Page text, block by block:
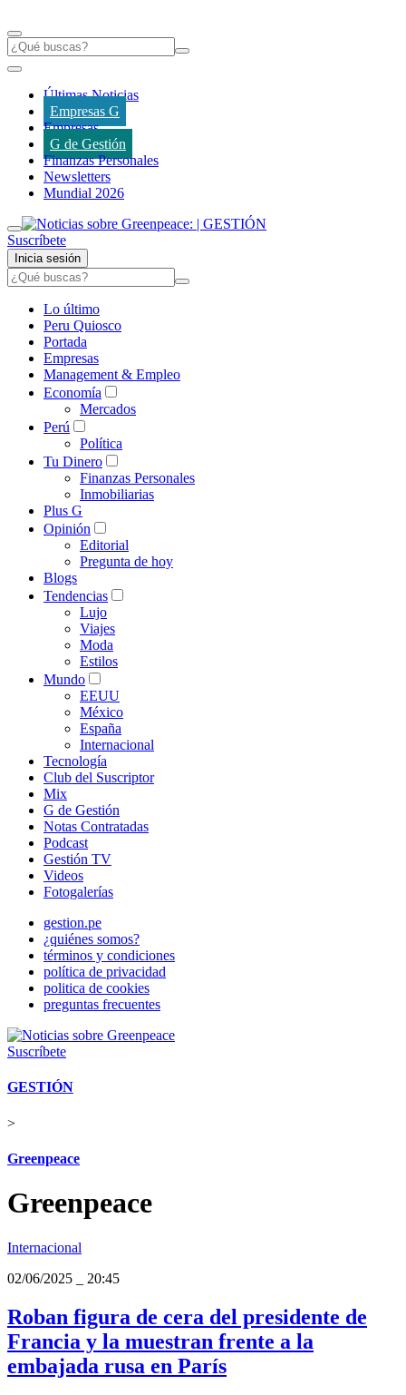
Últimas Noticias
Empresas G
Empresas
G de Gestión
Finanzas Personales
Newsletters
Mundial 2026
Suscríbete
Inicia sesión
Lo último
Peru Quiosco
Portada
Empresas
Management & Empleo
Economía
Mercados
Perú
Política
Tu Dinero
Finanzas Personales
Inmobiliarias
Plus G
Opinión
Editorial
Pregunta de hoy
Blogs
Tendencias
Lujo
Viajes
Moda
Estilos
Mundo
EEUU
México
España
Internacional
Tecnología
Club del Suscriptor
Mix
G de Gestión
Notas Contratadas
Podcast
Gestión TV
Videos
Fotogalerías
gestion.pe
¿quiénes somos?
términos y condiciones
política de privacidad
politica de cookies
preguntas frecuentes
Suscríbete
GESTIÓN
>
Greenpeace
Greenpeace
Internacional
02/06/2025
20:45
Roban figura de cera del presidente de
Francia y la muestran frente a la
embajada rusa en París